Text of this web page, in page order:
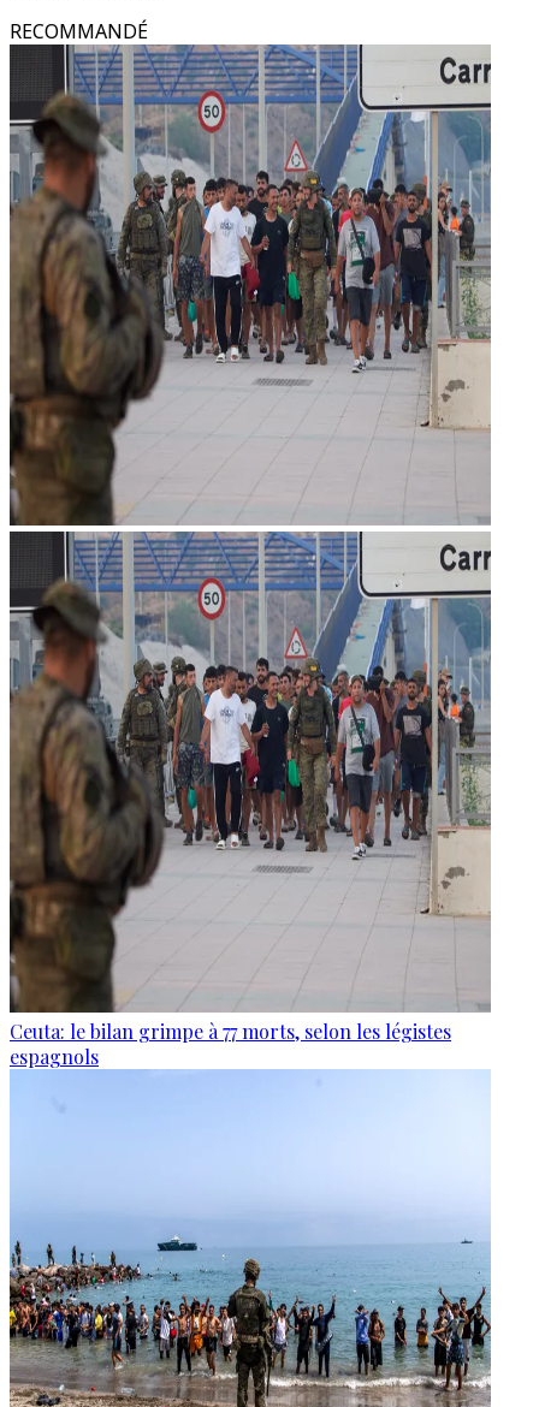
RECOMMANDÉ
Ceuta: le bilan grimpe à 77 morts, selon les légistes
espagnols